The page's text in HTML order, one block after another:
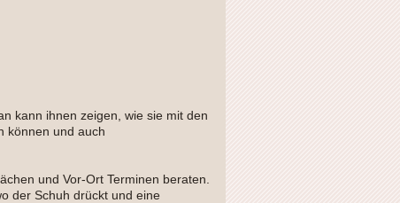
kann ihnen zeigen, wie sie mit den
können und auch
und Vor-Ort Terminen beraten.
der Schuh drückt und eine